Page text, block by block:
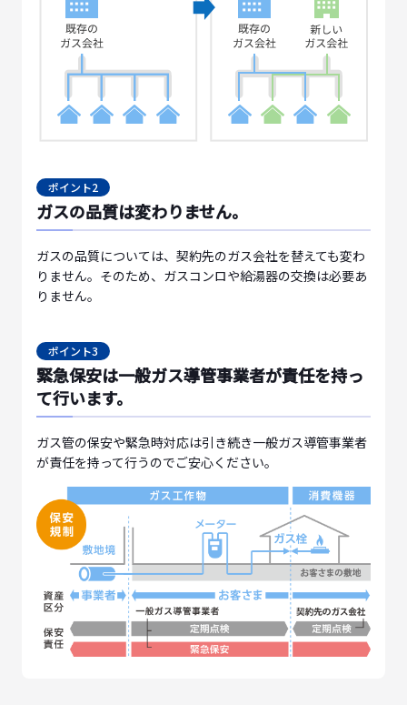
ポイント2
ガスの品質は変わりません。
ガスの品質については、契約先のガス会社を替えても変わ
りません。そのため、ガスコンロや給湯器の交換は必要あ
りません。
ポイント3
緊急保安は一般ガス導管事業者が責任を持っ
て行います。
ガス管の保安や緊急時対応は引き続き一般ガス導管事業者
が責任を持って行うのでご安心ください。